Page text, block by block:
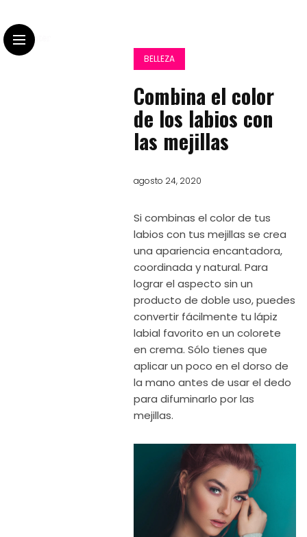
BELLEZA
Combina el color
de los labios con
las mejillas
agosto 24, 2020
Si combinas el color de tus
labios con tus mejillas se crea
una apariencia encantadora,
coordinada y natural. Para
lograr el aspecto sin un
producto de doble uso, puedes
convertir fácilmente tu lápiz
labial favorito en un colorete
en crema. Sólo tienes que
aplicar un poco en el dorso de
la mano antes de usar el dedo
para difuminarlo por las
mejillas.